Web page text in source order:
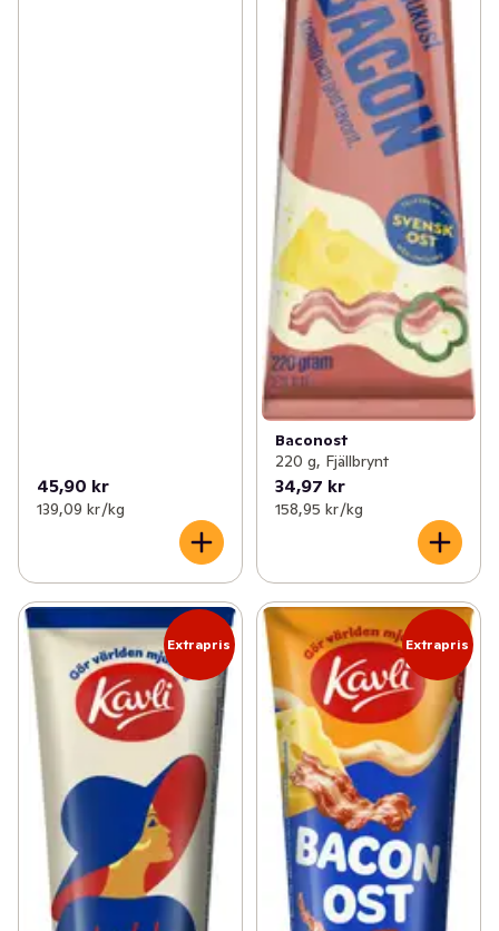
45,90 kr
139,09 kr /kg
Baconost
220 g, Fjällbrynt
34,97 kr
158,95 kr /kg
Extrapris Extrapris